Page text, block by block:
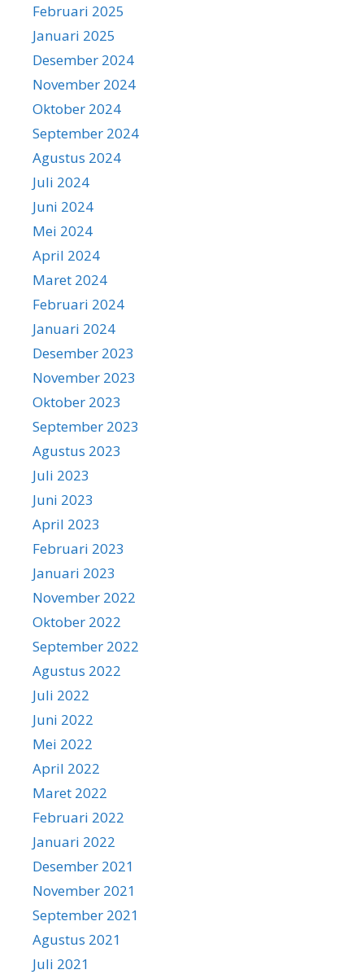
Februari 2025
Januari 2025
Desember 2024
November 2024
Oktober 2024
September 2024
Agustus 2024
Juli 2024
Juni 2024
Mei 2024
April 2024
Maret 2024
Februari 2024
Januari 2024
Desember 2023
November 2023
Oktober 2023
September 2023
Agustus 2023
Juli 2023
Juni 2023
April 2023
Februari 2023
Januari 2023
November 2022
Oktober 2022
September 2022
Agustus 2022
Juli 2022
Juni 2022
Mei 2022
April 2022
Maret 2022
Februari 2022
Januari 2022
Desember 2021
November 2021
September 2021
Agustus 2021
Juli 2021